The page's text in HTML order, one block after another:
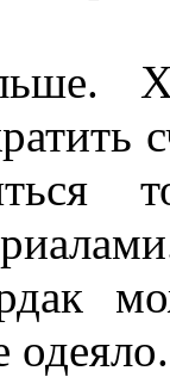
одеяло.